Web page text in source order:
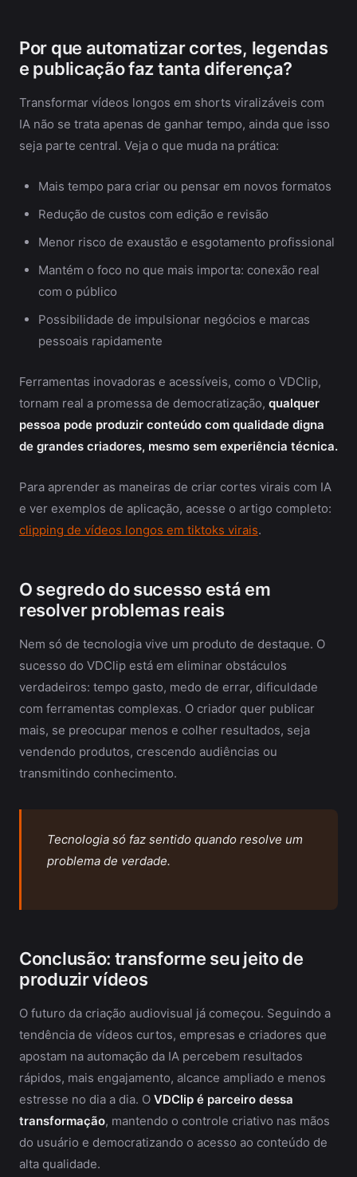
Por que automatizar cortes, legendas
e publicação faz tanta diferença?
Transformar vídeos longos em shorts viralizáveis com
IA não se trata apenas de ganhar tempo, ainda que isso
seja parte central. Veja o que muda na prática:
Mais tempo para criar ou pensar em novos formatos
Redução de custos com edição e revisão
Menor risco de exaustão e esgotamento profissional
Mantém o foco no que mais importa: conexão real
com o público
Possibilidade de impulsionar negócios e marcas
pessoais rapidamente
Ferramentas inovadoras e acessíveis, como o VDClip,
tornam real a promessa de democratização, qualquer
pessoa pode produzir conteúdo com qualidade digna
de grandes criadores, mesmo sem experiência técnica.
Para aprender as maneiras de criar cortes virais com IA
e ver exemplos de aplicação, acesse o artigo completo:
clipping de vídeos longos em tiktoks virais.
O segredo do sucesso está em
resolver problemas reais
Nem só de tecnologia vive um produto de destaque. O
sucesso do VDClip está em eliminar obstáculos
verdadeiros: tempo gasto, medo de errar, dificuldade
com ferramentas complexas. O criador quer publicar
mais, se preocupar menos e colher resultados, seja
vendendo produtos, crescendo audiências ou
transmitindo conhecimento.
Tecnologia só faz sentido quando resolve um
problema de verdade.
Conclusão: transforme seu jeito de
produzir vídeos
O futuro da criação audiovisual já começou. Seguindo a
tendência de vídeos curtos, empresas e criadores que
apostam na automação da IA percebem resultados
rápidos, mais engajamento, alcance ampliado e menos
estresse no dia a dia. O VDClip é parceiro dessa
transformação, mantendo o controle criativo nas mãos
do usuário e democratizando o acesso ao conteúdo de
alta qualidade.